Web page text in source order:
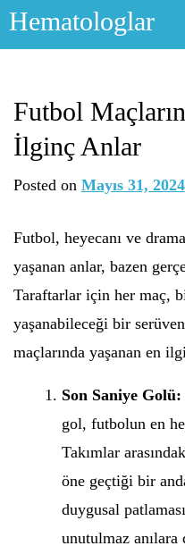
Skip
Hematologlar
Futbol
İlginç Anlar
Posted on Mayıs 31, 2024
Futbol, heyecanı ve
yaşanan anlar, bazen
Taraftarlar için her maç,
yaşanabileceği bir
maçlarında yaşanan en
Son Saniye Golü:
gol, futbolun en
Takımlar
öne geçtiği bir
duygusal
unutulmaz